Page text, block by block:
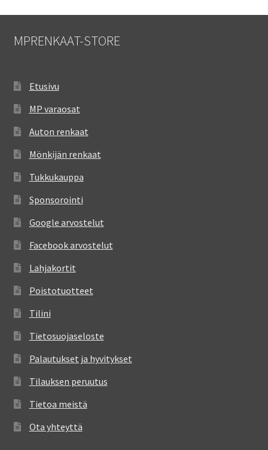
MPRENKAAT-STORE
Etusivu
MP varaosat
Auton renkaat
Mönkijän renkaat
Tukkukauppa
Sponsorointi
Google arvostelut
Facebook arvostelut
Lahjakortit
Poistotuotteet
Tilini
Tietosuojaseloste
Palautukset ja hyvitykset
Tilauksen peruutus
Tietoa meistä
Ota yhteyttä